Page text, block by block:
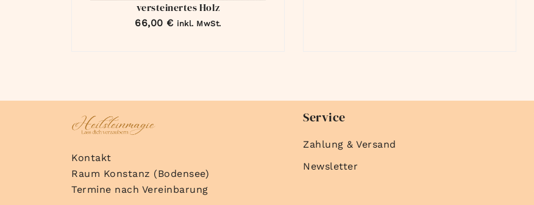
versteinertes Holz
66,00 € inkl. MwSt.
Kontakt
Raum Konstanz (Bodensee)
Termine nach Vereinbarung
Service
Zahlung & Versand
Newsletter